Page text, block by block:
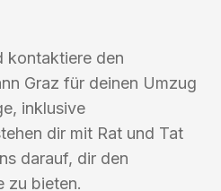
kontaktiere den
Graz für deinen Umzug
inklusive
dir mit Rat und Tat
darauf, dir den
zu bieten.